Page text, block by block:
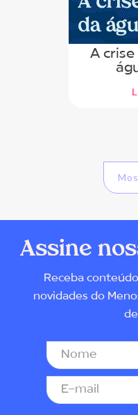
A
Assine
Receba
novidades do